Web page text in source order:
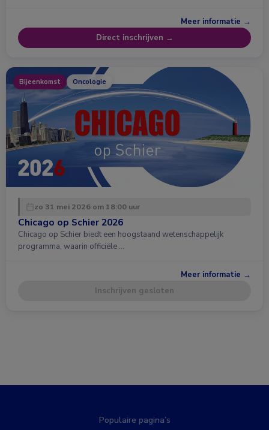
Meer informatie →
Direct inschrijven →
Bijeenkomst Oncologie
zo 31 mei 2026 om 18:00 uur
Chicago op Schier 2026
Chicago op Schier biedt een hoogstaand wetenschappelijk
programma, waarin officiële …
Meer informatie →
Inschrijven gesloten
Populaire pagina’s